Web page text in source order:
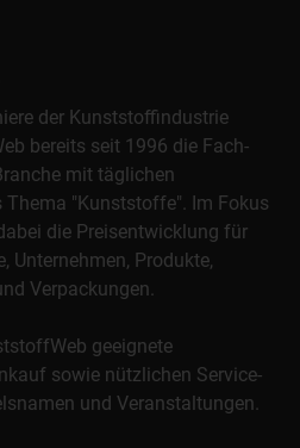
der Kunststoffindustrie
bereits seit 1996 die Fach-
mit täglichen
"Kunststoffe". Im Fokus
die Preisentwicklung für
Unternehmen, Produkte,
Verpackungen.
geeignete
sowie nützlichen Service-
und Veranstaltungen.